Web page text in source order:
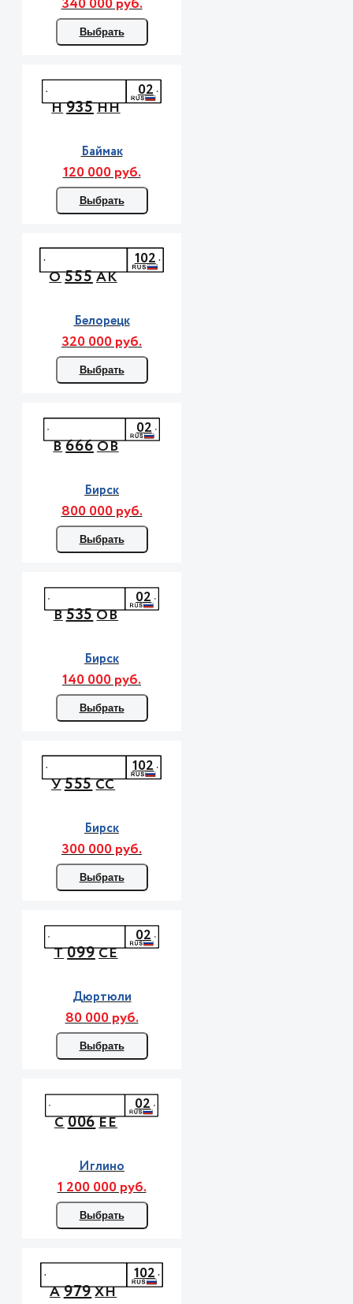
Выбрать
Н935НН
02
Баймак
120 000 руб.
Выбрать
О555АК
102
Белорецк
320 000 руб.
Выбрать
В666ОВ
02
Бирск
800 000 руб.
Выбрать
В535ОВ
02
Бирск
140 000 руб.
Выбрать
У555СС
102
Бирск
300 000 руб.
Выбрать
Т099СЕ
02
Дюртюли
80 000 руб.
Выбрать
С006ЕЕ
02
Иглино
1 200 000 руб.
Выбрать
А979ХН
102